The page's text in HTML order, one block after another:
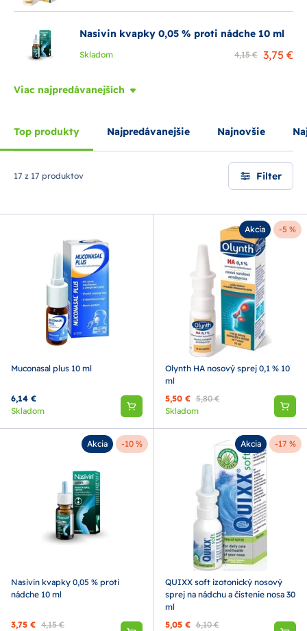
Nasivin kvapky 0,05 % proti nádche 10 ml
Skladom 4,15 € 3,75 €
Viac najpredávanejších
Top produkty Najpredávanejšie Najnovšie
17 z 17 produktov Filter
Muconasal plus 10 ml
6,14 €
Skladom
Akcia -5 %
Olynth HA nosový sprej 0,1 % 10
ml
5,50 € 5,80 €
Skladom
Akcia -10 %
Nasivin kvapky 0,05 % proti
nádche 10 ml
3,75 € 4,15 €
Akcia -17 %
QUIXX soft izotonický nosový
sprej na nádchu a čistenie nosa 30
ml
5,05 € 6,10 €